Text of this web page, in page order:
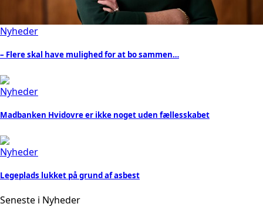
Nyheder
– Flere skal have mulighed for at bo sammen…
Nyheder
Madbanken Hvidovre er ikke noget uden fællesskabet
Nyheder
Legeplads lukket på grund af asbest
Seneste i Nyheder